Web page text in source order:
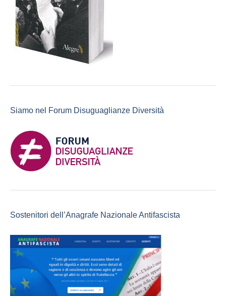
Siamo nel Forum Disuguaglianze Diversità
Sostenitori dell’Anagrafe Nazionale Antifascista